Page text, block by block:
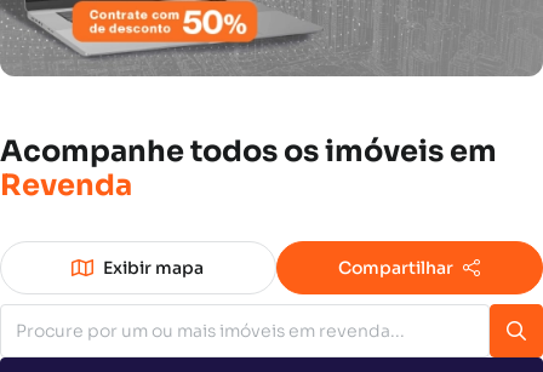
Acompanhetodos osimóveis em
Revenda
Exibir mapa Compartilhar